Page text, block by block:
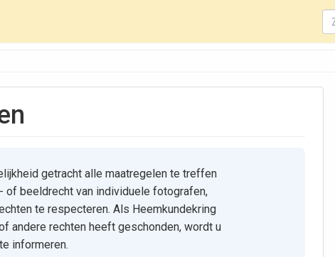
getracht alle maatregelen te treffen
of beeldrecht van individuele fotografen,
te respecteren. Als Heemkundekring
andere rechten heeft geschonden, wordt u
informeren.